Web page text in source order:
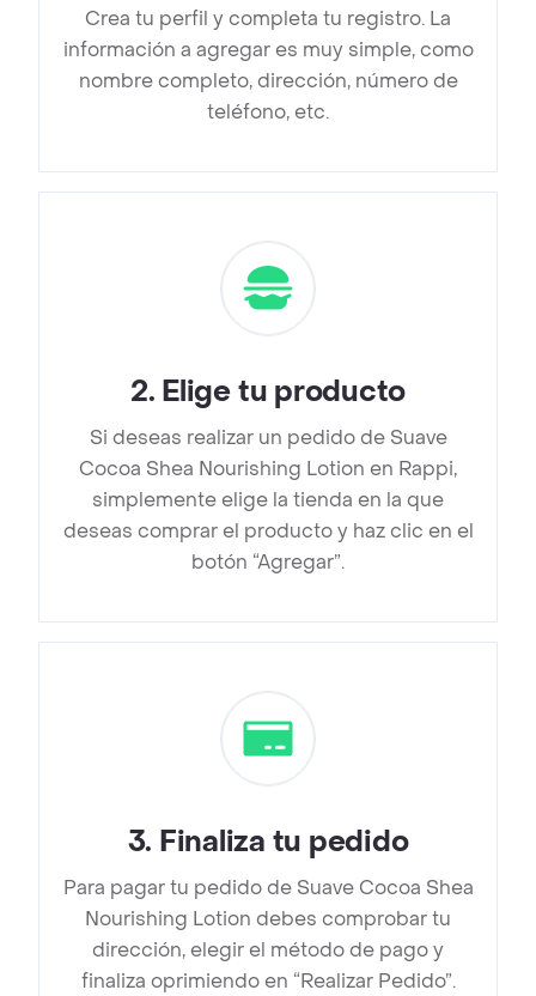
Crea tu perfil y completa tu registro. La
información a agregar es muy simple, como
nombre completo, dirección, número de
teléfono, etc.
2. Elige tu producto
Si deseas realizar un pedido de Suave
Cocoa Shea Nourishing Lotion en Rappi,
simplemente elige la tienda en la que
deseas comprar el producto y haz clic en el
botón “Agregar”.
3. Finaliza tu pedido
Para pagar tu pedido de Suave Cocoa Shea
Nourishing Lotion debes comprobar tu
dirección, elegir el método de pago y
finaliza oprimiendo en “Realizar Pedido”.